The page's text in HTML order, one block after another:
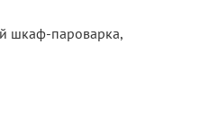
шкаф-пароварка,